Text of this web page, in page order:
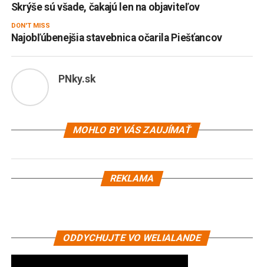
Skrýše sú všade, čakajú len na objaviteľov
DON'T MISS
Najobľúbenejšia stavebnica očarila Piešťancov
PNky.sk
MOHLO BY VÁS ZAUJÍMAŤ
REKLAMA
ODDYCHUJTE VO WELIALANDE